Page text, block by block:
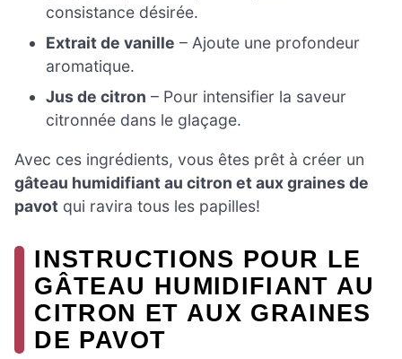
consistance désirée.
Extrait de vanille – Ajoute une profondeur
aromatique.
Jus de citron – Pour intensifier la saveur
citronnée dans le glaçage.
Avec ces ingrédients, vous êtes prêt à créer un
gâteau humidifiant au citron et aux graines de
pavot qui ravira tous les papilles!
INSTRUCTIONS POUR LE
GÂTEAU HUMIDIFIANT AU
CITRON ET AUX GRAINES
DE PAVOT